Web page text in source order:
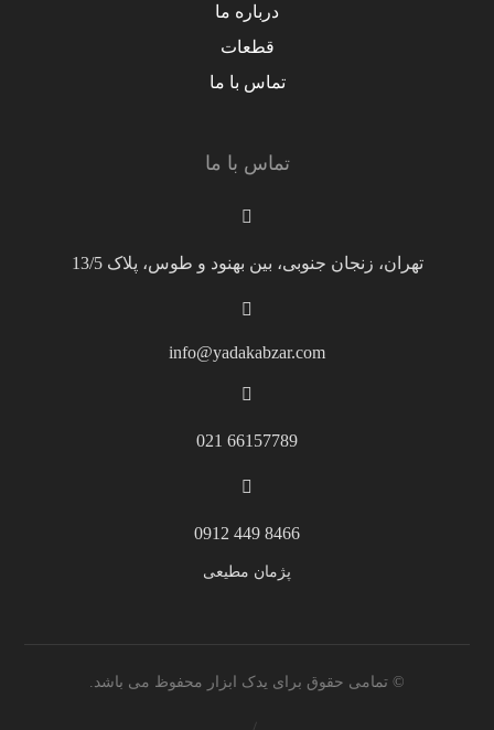
درباره ما
قطعات
تماس با ما
تماس با ما
تهران، زنجان جنوبی، بین بهنود و طوس، پلاک 13/5
info@yadakabzar.com
66157789 021
8466 449 0912
پژمان مطیعی
© تمامی حقوق برای یدک ابزار محفوظ می باشد.